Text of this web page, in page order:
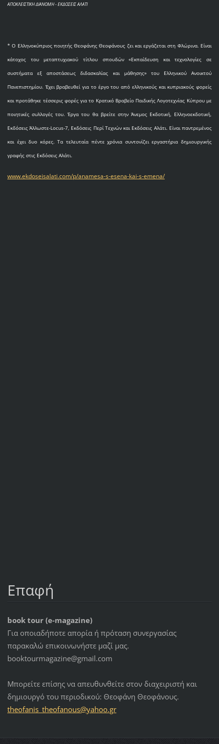
ΑΠΟΚΛΕΙΣΤΙΚΗ ΔΙΑΝΟΜΗ - ΕΚΔΟΣΕΙΣ ΑΛΑΤΙ
* O Eλληνοκύπριος ποιητής Θεοφάνης Θεοφάνους ζει και εργάζεται στη Φλώρινα. Είναι
κάτοχος του μεταπτυχιακού τίτλου σπουδών «Εκπαίδευση και τεχνολογίες σε
συστήματα εξ αποστάσεως διδασκαλίας και μάθησης» του Ελληνικού Ανοικτού
Πανεπιστημίου. Έχει βραβευθεί για το έργο του από ελληνικούς και κυπριακούς φορείς
και προτάθηκε τέσσερις φορές για το Κρατικό Βραβείο Παιδικής Λογοτεχνίας Κύπρου με
ποιητικές συλλογές του. Έργα του θα βρείτε στην Άνεμος Εκδοτική, Ελληνοεκδοτική,
Εκδόσεις Άλλωστε-Locus-7, Εκδόσεις Περί Τεχνών και Εκδόσεις Αλάτι. Είναι παντρεμένος
και έχει δυο κόρες. Τα τελευταία πέντε χρόνια συντονίζει εργαστήρια δημιουργικής
γραφής στις Εκδόσεις Αλάτι.
www.ekdoseisalati.com/p/anamesa-s-esena-kai-s-emena/
Επαφή
book tour (e-magazine)
Για οποιαδήποτε απορία ή πρόταση συνεργασίας
παρακαλώ επικοινωνήστε μαζί μας.
booktourmagazine@gmail.com
Μπορείτε επίσης να απευθυνθείτε στον διαχειριστή και
δημιουργό του περιοδικού: Θεοφάνη Θεοφάνους.
theofanis_theofanous@yahoo.gr